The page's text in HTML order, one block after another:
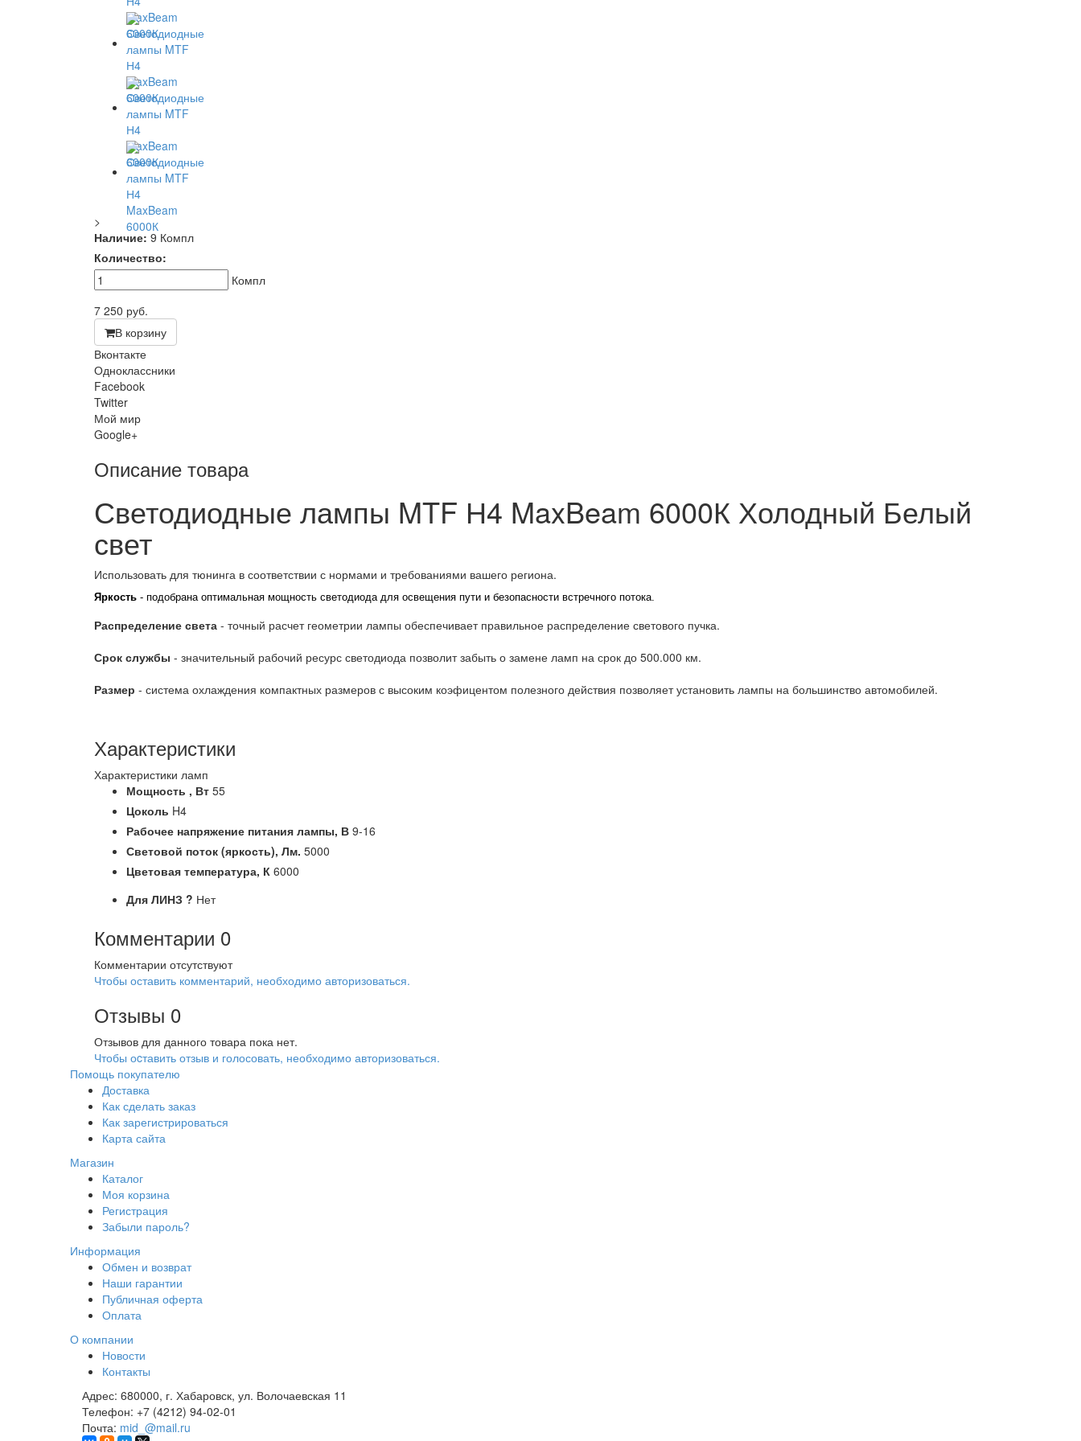
>
Наличие: 9 Компл
Количество:
Компл
7 250 руб.
В корзину
Вконтакте
Одноклассники
Facebook
Twitter
Мой мир
Google+
Описание товара
Светодиодные лампы MTF Н4 MaxBeam 6000К Холодный Белый
свет
Использовать для тюнинга в соответствии с нормами и требованиями вашего региона.
Яркость - подобрана оптимальная мощность светодиода для освещения пути и безопасности встречного потока.
Распределение света - точный расчет геометрии лампы обеспечивает правильное распределение светового пучка.
Срок службы - значительный рабочий ресурс светодиода позволит забыть о замене ламп на срок до 500.000 км.
Размер - система охлаждения компактных размеров с высоким коэфицентом полезного действия позволяет установить лампы на большинство автомобилей.
Характеристики
Характеристики ламп
Мощность , Вт 55
Цоколь H4
Рабочее напряжение питания лампы, В 9-16
Световой поток (яркость), Лм. 5000
Цветовая температура, К 6000
Для ЛИНЗ ? Нет
Комментарии 0
Комментарии отсутствуют
Чтобы оставить комментарий, необходимо авторизоваться.
Отзывы 0
Отзывов для данного товара пока нет.
Чтобы оcтавить отзыв и голосовать, необходимо авторизоваться.
Помощь покупателю
Доставка
Как сделать заказ
Как зарегистрироваться
Карта сайта
Магазин
Каталог
Моя корзина
Регистрация
Забыли пароль?
Информация
Обмен и возврат
Наши гарантии
Публичная оферта
Оплата
О компании
Новости
Контакты
Адрес: 680000, г. Хабаровск, ул. Волочаевская 11
Телефон: +7 (4212) 94-02-01
Почта: mid_@mail.ru